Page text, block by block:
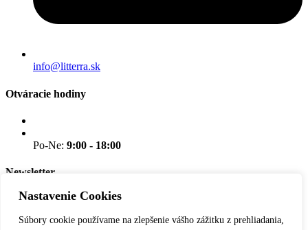
Nastavenie Cookies
Súbory cookie používame na zlepšenie vášho zážitku z prehliadania,
info@litterra.sk
Otváracie hodiny
Po-Ne: 9:00 - 18:00
Newsletter
Nenechajte si ujsť novinky.
E-mail